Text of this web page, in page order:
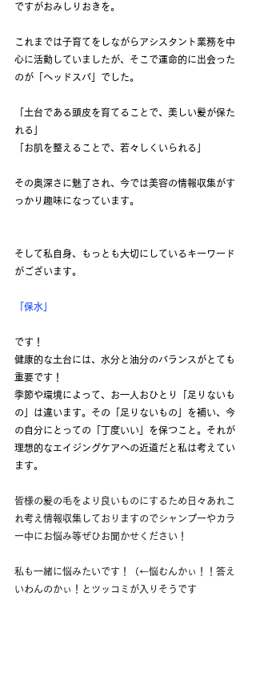
ですがおみしりおきを。
これまでは子育てをしながらアシスタント業務を中
心に活動していましたが、そこで運命的に出会った
のが「ヘッドスパ」でした。
「土台である頭皮を育てることで、美しい髪が保た
れる」
「お肌を整えることで、若々しくいられる」
その奥深さに魅了され、今では美容の情報収集がす
っかり趣味になっています。
そして私自身、もっとも大切にしているキーワード
がございます。
「保水」
です！
健康的な土台には、水分と油分のバランスがとても
重要です！
季節や環境によって、お一人おひとり「足りないも
の」は違います。その「足りないもの」を補い、今
の自分にとっての「丁度いい」を保つこと。それが
理想的なエイジングケアへの近道だと私は考えてい
ます。
皆様の髪の毛をより良いものにするため日々あれこ
れ考え情報収集しておりますのでシャンプーやカラ
ー中にお悩み等ぜひお聞かせください！
私も一緒に悩みたいです！（←悩むんかぃ！！答え
いわんのかぃ！とツッコミが入りそうです